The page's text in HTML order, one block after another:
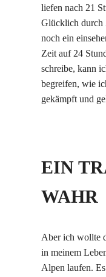
liefen nach 21
Glücklich durch
noch ein
Zeit auf 24
schreibe, kann
begreifen, wie
gekämpft und
EIN
WAHR
Aber ich wollte
in meinem
Alpen laufen.